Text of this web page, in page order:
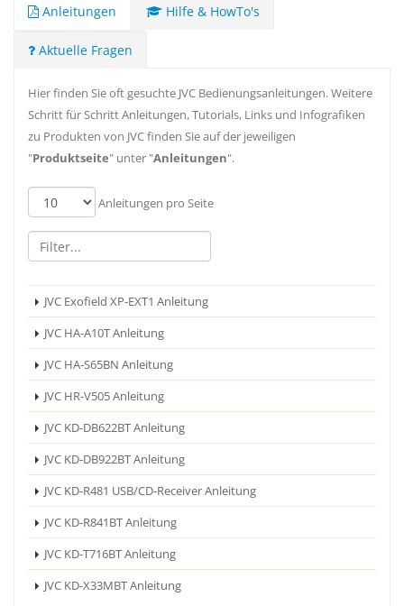
Anleitungen Hilfe & HowTo's
Aktuelle Fragen
Hier finden Sie oft gesuchte JVC Bedienungsanleitungen. Weitere
Schritt für Schritt Anleitungen, Tutorials, Links und Infografiken
zu Produkten von JVC finden Sie auf der jeweiligen
"Produktseite" unter "Anleitungen".
Anleitungen pro Seite
JVC Exofield XP-EXT1 Anleitung
JVC HA-A10T Anleitung
JVC HA-S65BN Anleitung
JVC HR-V505 Anleitung
JVC KD-DB622BT Anleitung
JVC KD-DB922BT Anleitung
JVC KD-R481 USB/CD-Receiver Anleitung
JVC KD-R841BT Anleitung
JVC KD-T716BT Anleitung
JVC KD-X33MBT Anleitung